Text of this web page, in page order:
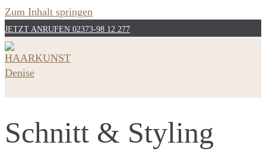
Zum Inhalt springen
JETZT ANRUFEN 02373-98 12 277
Schnitt & Styling